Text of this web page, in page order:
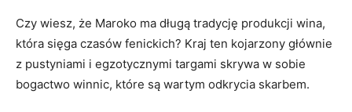
Czy wiesz, że‍ Maroko ma długą tradycję produkcji​ wina,
która​ sięga czasów fenickich? Kraj⁣ ten kojarzony głównie
z⁢ pustyniami i⁤ egzotycznymi targami ‍skrywa w sobie
bogactwo ​winnic, które są wartym odkrycia ⁤skarbem.